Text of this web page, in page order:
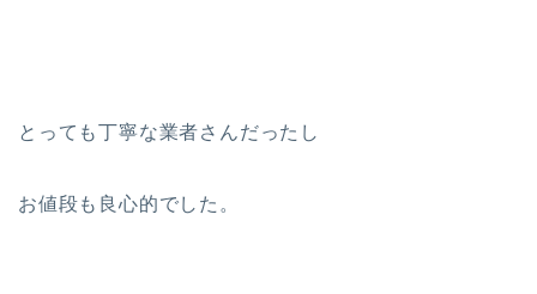
とっても丁寧な業者さんだったし
お値段も良心的でした。